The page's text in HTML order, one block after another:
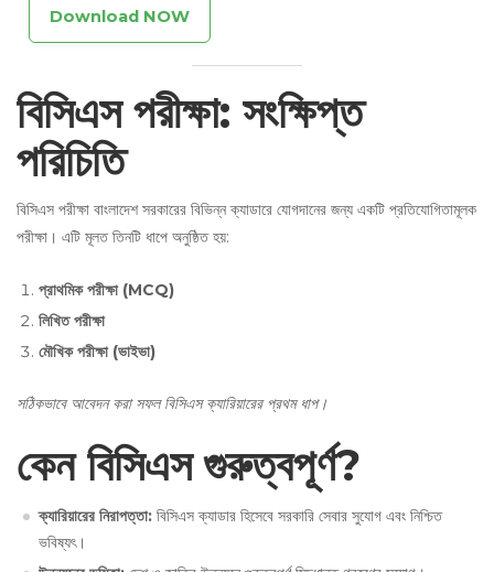
Download NOW
বিসিএস পরীক্ষা: সংক্ষিপ্ত
পরিচিতি
বিসিএস পরীক্ষা বাংলাদেশ সরকারের বিভিন্ন ক্যাডারে যোগদানের জন্য একটি প্রতিযোগিতামূলক
পরীক্ষা। এটি মূলত তিনটি ধাপে অনুষ্ঠিত হয়:
প্রাথমিক পরীক্ষা (MCQ)
লিখিত পরীক্ষা
মৌখিক পরীক্ষা (ভাইভা)
সঠিকভাবে আবেদন করা সফল বিসিএস ক্যারিয়ারের প্রথম ধাপ।
কেন বিসিএস গুরুত্বপূর্ণ?
ক্যারিয়ারের নিরাপত্তা: বিসিএস ক্যাডার হিসেবে সরকারি সেবার সুযোগ এবং নিশ্চিত
ভবিষ্যৎ।